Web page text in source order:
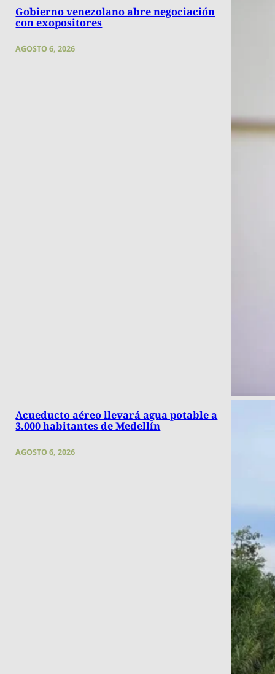
Gobierno venezolano abre negociación
con exopositores
AGOSTO 6, 2026
Acueducto aéreo llevará agua potable a
3.000 habitantes de Medellín
AGOSTO 6, 2026